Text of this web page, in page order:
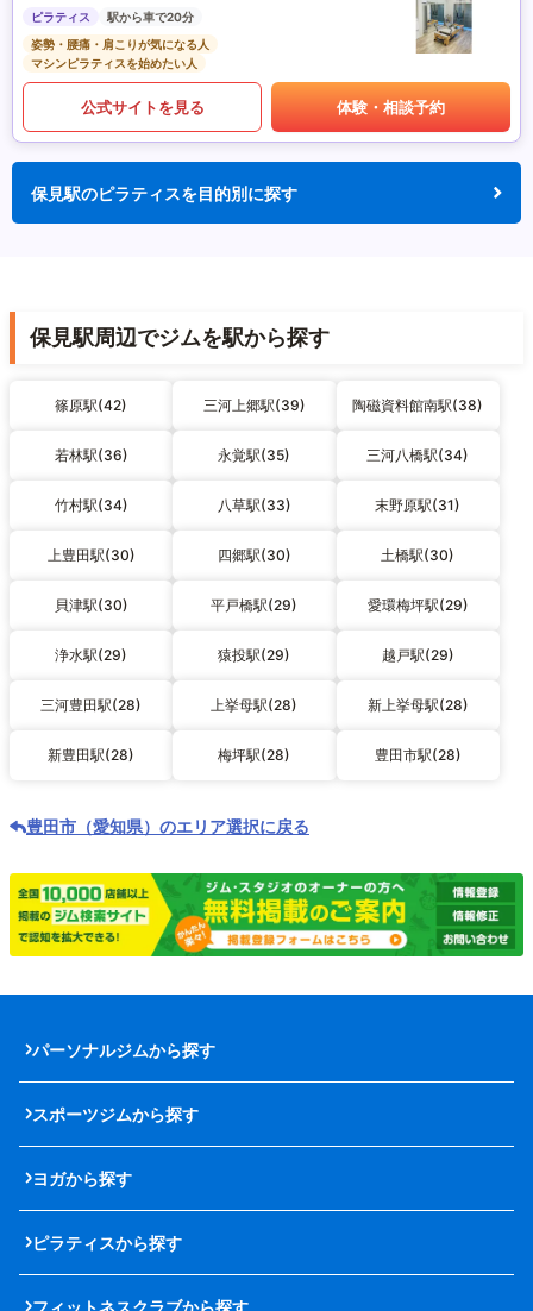
ピラティス
駅から車で20分
姿勢・腰痛・肩こりが気になる人
マシンピラティスを始めたい人
公式サイトを見る 体験・相談予約
保見駅のピラティスを目的別に探す
保見駅周辺でジムを駅から探す
篠原駅(42) 三河上郷駅(39) 陶磁資料館南駅(38)
若林駅(36) 永覚駅(35) 三河八橋駅(34)
竹村駅(34) 八草駅(33) 末野原駅(31)
上豊田駅(30) 四郷駅(30) 土橋駅(30)
貝津駅(30) 平戸橋駅(29) 愛環梅坪駅(29)
浄水駅(29) 猿投駅(29) 越戸駅(29)
三河豊田駅(28) 上挙母駅(28) 新上挙母駅(28)
新豊田駅(28) 梅坪駅(28) 豊田市駅(28)
豊田市（愛知県）のエリア選択に戻る
パーソナルジムから探す
スポーツジムから探す
ヨガから探す
ピラティスから探す
フィットネスクラブから探す